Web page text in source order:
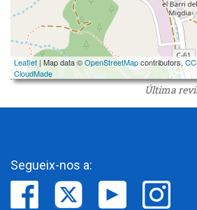
Leaflet | Map data ©OpenStreetMapcontributors,
CloudMade
Última
Segueix-nos a: